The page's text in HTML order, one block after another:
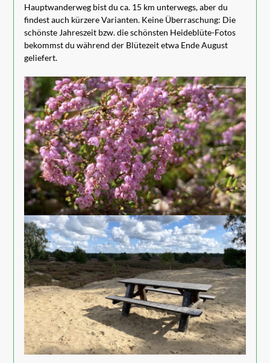
Hauptwanderweg bist du ca. 15 km unterwegs, aber du
findest auch kürzere Varianten. Keine Überraschung: Die
schönste Jahreszeit bzw. die schönsten Heideblüte-Fotos
bekommst du während der Blütezeit etwa Ende August
geliefert.